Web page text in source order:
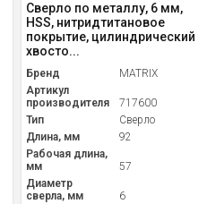
Сверло по металлу, 6 мм,
HSS, нитридтитановое
покрытие, цилиндрический
хвосто...
Бренд
MATRIX
Артикул
производителя
717600
Тип
Сверло
Длина, мм
92
Рабочая длина,
мм
57
Диаметр
сверла, мм
6